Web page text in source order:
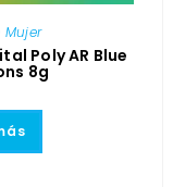
Mujer
Poly AR Blue
8g